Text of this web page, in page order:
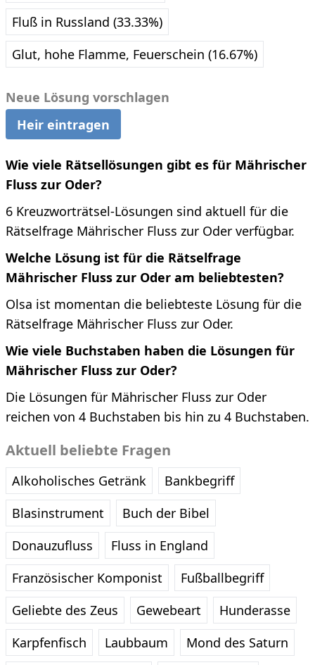
Fluß in Russland (33.33%)
Glut, hohe Flamme, Feuerschein (16.67%)
Neue Lösung vorschlagen
Heir eintragen
Wie viele Rätsellösungen gibt es für Mährischer
Fluss zur Oder?
6 Kreuzworträtsel-Lösungen sind aktuell für die
Rätselfrage Mährischer Fluss zur Oder verfügbar.
Welche Lösung ist für die Rätselfrage
Mährischer Fluss zur Oder am beliebtesten?
Olsa ist momentan die beliebteste Lösung für die
Rätselfrage Mährischer Fluss zur Oder.
Wie viele Buchstaben haben die Lösungen für
Mährischer Fluss zur Oder?
Die Lösungen für Mährischer Fluss zur Oder
reichen von 4 Buchstaben bis hin zu 4 Buchstaben.
Aktuell beliebte Fragen
Alkoholisches Getränk
Bankbegriff
Blasinstrument
Buch der Bibel
Donauzufluss
Fluss in England
Französischer Komponist
Fußballbegriff
Geliebte des Zeus
Gewebeart
Hunderasse
Karpfenfisch
Laubbaum Mond des Saturn